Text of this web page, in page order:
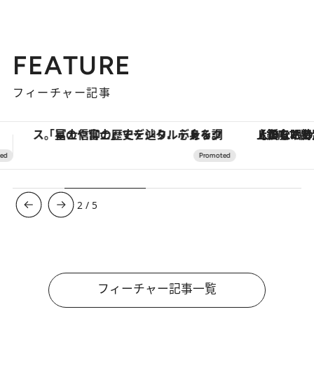
FEATURE
フィーチャー記事
【銀座で出合う最旬美容】美髪ケアや上質な眠り…セルフケアのアップデートから、特別な名入れギフトまで。大人のための「ReFa GINZA」クルーズ
3 / 5
フィーチャー記事一覧